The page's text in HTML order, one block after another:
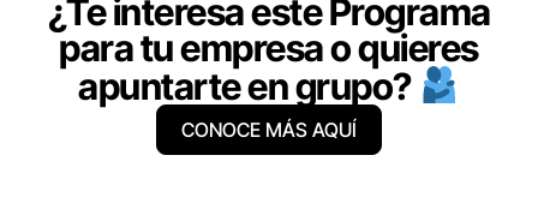
¿Te interesa este Programa
para tu empresa o quieres
apuntarte en grupo?
CONOCE MÁS AQUÍ